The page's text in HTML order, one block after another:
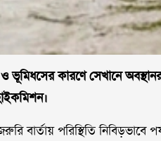
ভূমিধসের কারণে সেখানে
পরিস্থিতি নিবিড়ভাবে